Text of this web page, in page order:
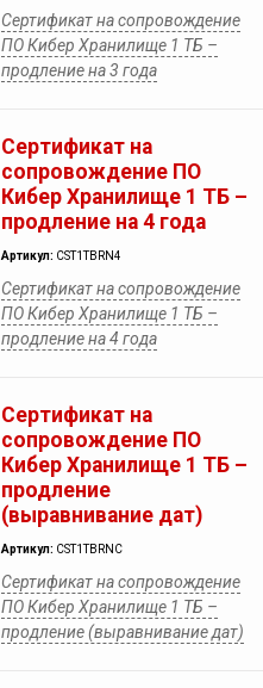
Сертификат на сопровождение
ПО Кибер Хранилище 1 ТБ –
продление на 3 года
Сертификат на
сопровождение ПО
Кибер Хранилище 1 ТБ –
продление на 4 года
Артикул: CST1TBRN4
Сертификат на сопровождение
ПО Кибер Хранилище 1 ТБ –
продление на 4 года
Сертификат на
сопровождение ПО
Кибер Хранилище 1 ТБ –
продление
(выравнивание дат)
Артикул: CST1TBRNC
Сертификат на сопровождение
ПО Кибер Хранилище 1 ТБ –
продление (выравнивание дат)